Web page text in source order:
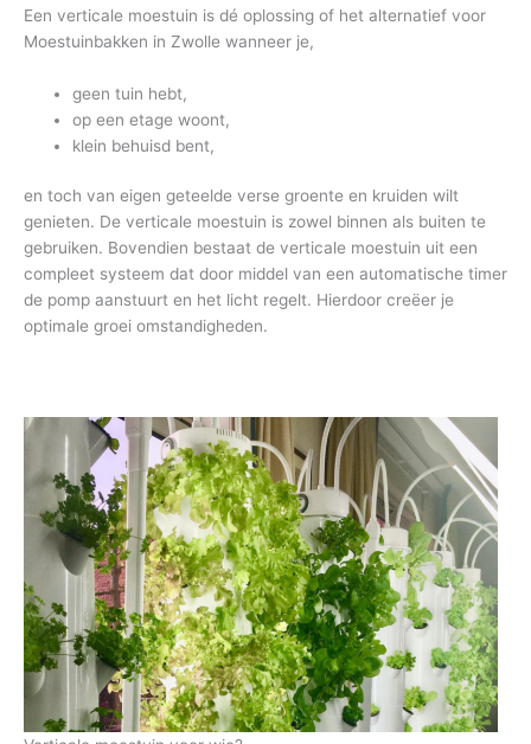
Een verticale moestuin is dé oplossing of het alternatief voor
Moestuinbakken in Zwolle wanneer je,
geen tuin hebt,
op een etage woont,
klein behuisd bent,
en toch van eigen geteelde verse groente en kruiden wilt
genieten. De verticale moestuin is zowel binnen als buiten te
gebruiken. Bovendien bestaat de verticale moestuin uit een
compleet systeem dat door middel van een automatische timer
de pomp aanstuurt en het licht regelt. Hierdoor creëer je
optimale groei omstandigheden.